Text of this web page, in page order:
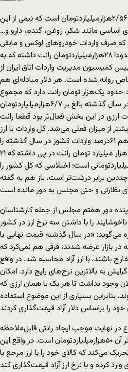
کل رانت واردات با ارز مرجع ۲/۵۶هزارميلياردتومان است که نيمی از اين
اساسی مانند شکر، روغن، گندم، دارو و…
صرف واردات خودروهای لوکس و مابقی
کالاهای غيرضروری شده حدودا ۲۸هزارميلياردتومان رانت داشته که به
کميسيون مديريت واردات اتاق ايران از
شده است. هر دلار مبادله‌ای هم
حدود يک‌هزار تومان رانت دارد که مجموع
رانت واردات با اين ارز در سال گذشته بالغ بر ۶/۷هزارميلياردتومان
ارزی در اين بخش فعال‌تر بود قطعا رانت
از ميزان فعلی می‌شد. کل واردات با ارز
مرجع و مبادله‌ای که روی هم ۶۱درصد واردات کشور در سال گذشته را
تشکيل می‌دهد، نزديک به ۶۴هزار ميليارد تومان رانت در پی داشته که ۲۱
است؛ اختلاسی که کل کشور را
چندين برابر درشت‌تر است، باز هم به گفته
دور هفتم مجلس از جمله کارشناسان
را با داشتن سه نرخ ارز در کشور
می‌گويد: «در سال گذشته قيمت نهايی يا
در بازار عرضه شدند، فرقی هم نمی‌کرد که
باشند، با ارز آزاد محاسبه شد. در واقع
به بالاترين نرخ‌های رايج دارد. امکان
وجود نداشت تا هر يک با همان ارزی که
بنابراين بسياری از اين موضوع استفاده
نهايت موجب ايجاد رانتی قابل‌ملاحظه
شد که حداقل آن ۳۵ و حداکثر آن ۵۰هزارميلياردتومان است. در واقع اين
می‌کند که کالای خود را با ارز مرجع يا